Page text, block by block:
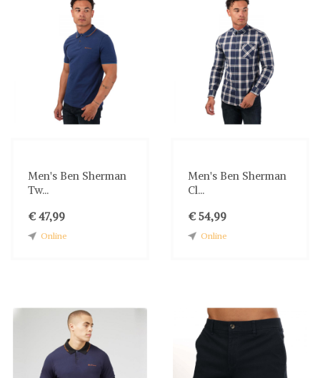
Men's Ben Sherman
Tw...
€ 47,99
Online
Men's Ben Sherman
Cl...
€ 54,99
Online